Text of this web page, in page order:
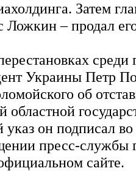
Затем
Ложкин – продал
среди
Украины Петр
об
областной
он подписал
пресс-службы
сайте.